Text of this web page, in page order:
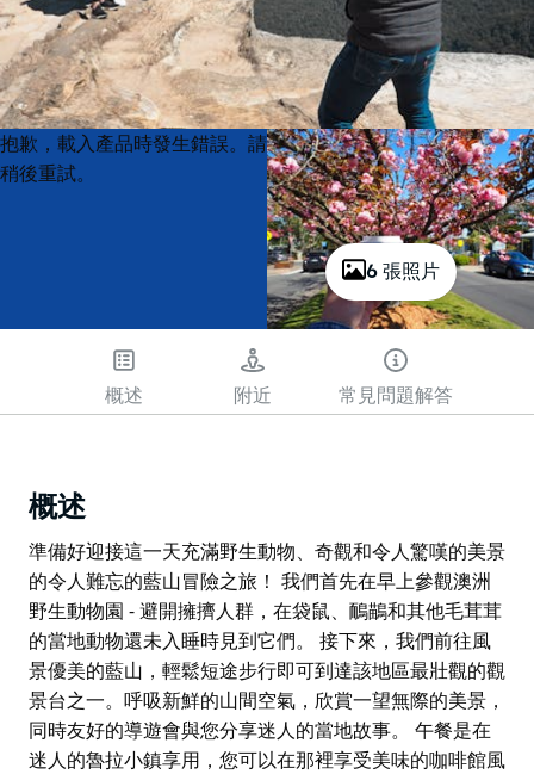
6 張照片
Product
List
Product
List
抱歉，載入產品時發生錯誤。請
稍後重試。
概述 附近 常見問題解答
概述
準備好迎接這一天充滿野生動物、奇觀和令人驚嘆的美景
的令人難忘的藍山冒險之旅！ 我們首先在早上參觀澳洲
野生動物園 - 避開擁擠人群，在袋鼠、鴯鶓和其他毛茸茸
的當地動物還未入睡時見到它們。 接下來，我們前往風
景優美的藍山，輕鬆短途步行即可到達該地區最壯觀的觀
景台之一。呼吸新鮮的山間空氣，欣賞一望無際的美景，
同時友好的導遊會與您分享迷人的當地故事。 午餐是在
迷人的魯拉小鎮享用，您可以在那裡享受美味的咖啡館風